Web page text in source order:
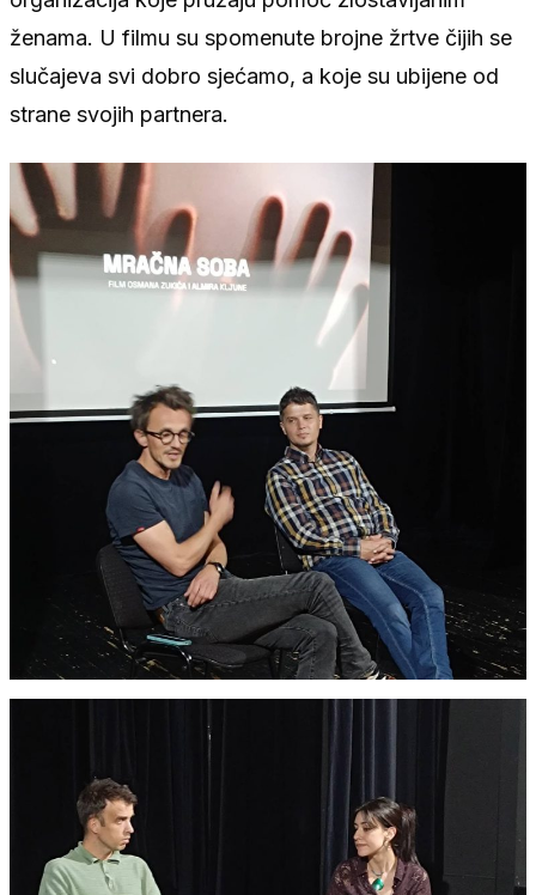
ženama. U filmu su spomenute brojne žrtve čijih se
slučajeva svi dobro sjećamo, a koje su ubijene od
strane svojih partnera.